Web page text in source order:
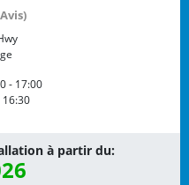
- 17:00
16:30
à partir du: